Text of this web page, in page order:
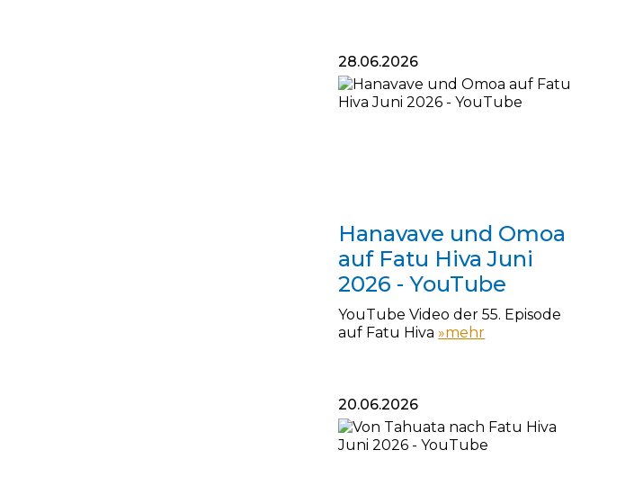
28.06.2026
Hanavave und Omoa
auf Fatu Hiva Juni
2026 - YouTube
YouTube Video der 55. Episode
auf Fatu Hiva»mehr
20.06.2026